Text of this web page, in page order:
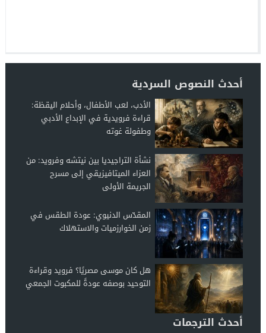
أحدث النصوص السردية
الأدب، لعب الأطفال، وأحلام اليقظة:
قراءة فرويدية في الإبداع الأدبي
وطفولة غوته
نشأة التراجيديا بين نيتشه وفرويد: من
العزاء الميتافيزيقي إلى مسرح
الجريمة الأولى
المقدّس الدنيوي: عودة الطقس في
زمن الخوارزميات والاستهلاك
هل كان موسى مصريًا؟ فرويد وقراءة
التوحيد بوصفه عودةً للمكبوت الجمعي
أحدث الترجمات